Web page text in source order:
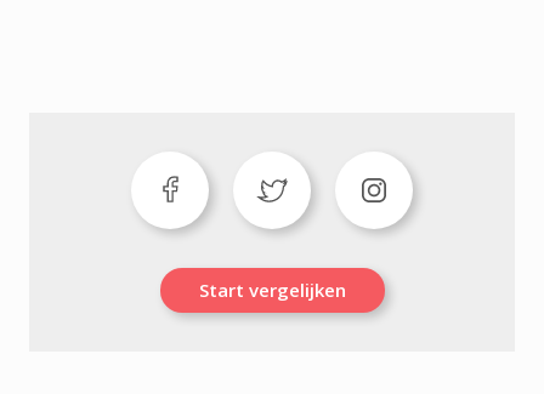
Start vergelijken